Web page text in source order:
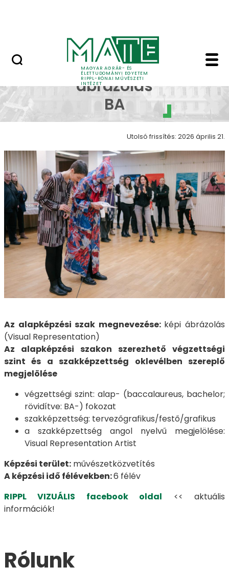
MAGYAR AGRÁR- ÉS
ÉLETTUDOMÁNYI EGYETEM
RIPPL-RÓNAI MŰVÉSZETI
INTÉZET
Képi ábrázolás
Képi
ábrázolás
BA
Utolsó frissítés: 2026 április 21.
Az alapképzési szak megnevezése: képi ábrázolás
(Visual Representation)
Az alapképzési szakon szerezhető végzettségi
szint és a szakképzettség oklevélben szereplő
megjelölése
végzettségi szint: alap- (baccalaureus, bachelor;
rövidítve: BA-) fokozat
szakképzettség: tervezőgrafikus/festő/grafikus
a szakképzettség angol nyelvű megjelölése:
Visual Representation Artist
Képzési terület: művészetközvetítés
A képzési idő félévekben:6 félév
RIPPL VIZUÁLIS facebook oldal << aktuális
információk!
Rólunk